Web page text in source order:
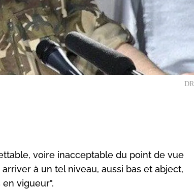
DR
voire inacceptable du point de vue
à un tel niveau, aussi bas et abject,
vigueur".